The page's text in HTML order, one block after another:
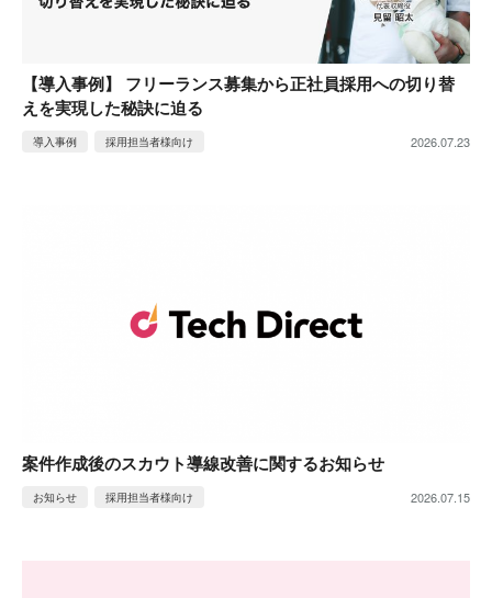
【導入事例】 フリーランス募集から正社員採用への切り替
えを実現した秘訣に迫る
導入事例 採用担当者様向け 2026.07.23
案件作成後のスカウト導線改善に関するお知らせ
お知らせ 採用担当者様向け 2026.07.15